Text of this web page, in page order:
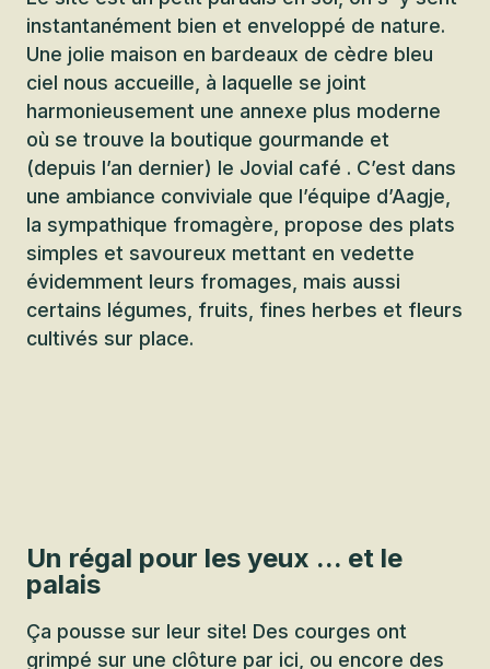
instantanément bien et enveloppé de nature.
Une jolie maison en bardeaux de cèdre bleu
ciel nous accueille, à laquelle se joint
harmonieusement une annexe plus moderne
où se trouve la boutique gourmande et
(depuis l’an dernier) le Jovial café . C’est dans
une ambiance conviviale que l’équipe d’Aagje,
la sympathique fromagère, propose des plats
simples et savoureux mettant en vedette
évidemment leurs fromages, mais aussi
certains légumes, fruits, fines herbes et fleurs
cultivés sur place.
Un régal pour les yeux ... et le
palais
Ça pousse sur leur site! Des courges ont
grimpé sur une clôture par ici, ou encore des